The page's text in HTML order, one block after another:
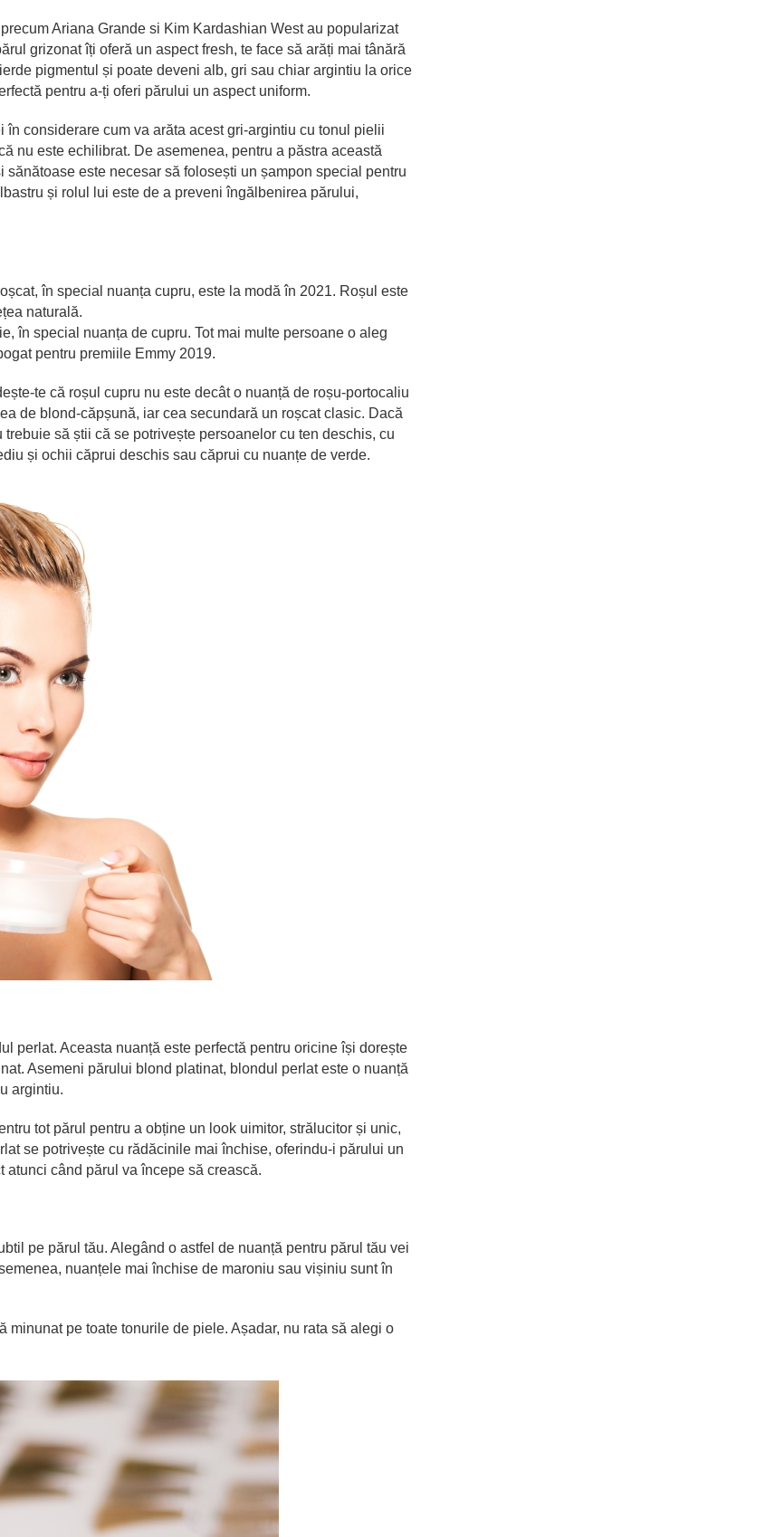
Ariana Grande si Kim Kardashian West au popularizat
grizonat îți oferă un aspect fresh, te face să arăți mai tânără
pigmentul și poate deveni alb, gri sau chiar argintiu la orice
pentru a-ți oferi părului un aspect uniform.
considerare cum va arăta acest gri-argintiu cu tonul pielii
nu este echilibrat. De asemenea, pentru a păstra această
este necesar să folosești un șampon special pentru
și rolul lui este de a preveni îngălbenirea părului,
în special nuanța cupru, este la modă în 2021. Roșul este
naturală.
în special nuanța de cupru. Tot mai multe persoane o aleg
pentru premiile Emmy 2019.
te că roșul cupru nu este decât o nuanță de roșu-portocaliu
de blond-căpșună, iar cea secundară un roșcat clasic. Dacă
trebuie să știi că se potrivește persoanelor cu ten deschis, cu
și ochii căprui deschis sau căprui cu nuanțe de verde.
perlat. Aceasta nuanță este perfectă pentru oricine își dorește
Asemeni părului blond platinat, blondul perlat este o nuanță
argintiu.
tot părul pentru a obține un look uimitor, strălucitor și unic,
se potrivește cu rădăcinile mai închise, oferindu-i părului un
atunci când părul va începe să crească.
pe părul tău. Alegând o astfel de nuanță pentru părul tău vei
nuanțele mai închise de maroniu sau vișiniu sunt în
pe toate tonurile de piele. Așadar, nu rata să alegi o